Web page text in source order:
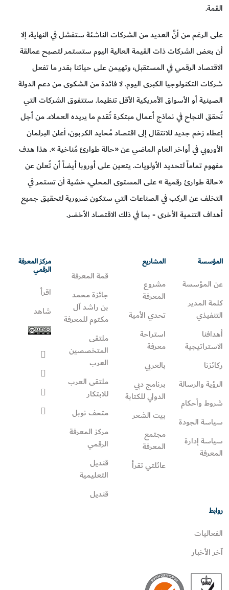
القمة.
على الرغم من أنَّ العديد من الشركات الناشئة ستفشل في النهاية، إلا
أن بعض الشركات ذات القيمة العالية اليوم ستستمر لتصبح عمالقة
الاقتصاد الرقمي في المستقبل، وتهيمن على حياتنا بقدر ما تفعل
شركات التكنولوجيا الكبرى اليوم. لا فائدة من الشكوى من دعم الدولة
الصينية أو الأسواق الأمريكية الأقل تنظيما. ستتفوق الشركات التي
تُحقق النجاح في نماذج أعمال مبتكرة تُقدم ما يريده العملاء. من أجل
إعطاء زخم جديد للانتقال إلى اقتصاد مُحايد الكربون، أعلن البرلمان
الأوروبي في أواخر العام الماضي عن «حالة طوارئ مُناخية ». هذا هدف
مفهوم تماماً لتحديد الأولويات. يتعين على أوروبا أيضاً أن تُعلن عن
«حالة طوارئ رقمية » على المستوى المحلي، خشية أن تستمر في
التخلف عن الركب في الصناعات التي ستكون ضرورية لتحقيق جميع
أهداف التنمية الأخرى - بما في ذلك الاقتصاد الأخضر.
المؤسسة
عن المؤسسة
كلمة المدير
التنفيذي
أهدافنا
الاستراتيجية
ركائزنا
الرؤية والرسالة
شروط وأحكام
سياسة الجودة
سياسة إدارة
المعرفة
المشاريع
مشروع
المعرفة
تحدي الأمية
استراحة
معرفة
بالعربي
برنامج دبي
الدولي للكتابة
بيت الشعر
مجتمع
المعرفة
عائلتي تقرأ‎
قمة المعرفة
جائزة محمد
بن راشد آل
مكتوم للمعرفة
ملتقى
المتخصصين
العرب
ملتقى العرب
للابتكار
متحف نوبل
مركز المعرفة
الرقمي
قنديل
التعليمية
قنديل
مركز المعرفة
الرقمي
اقرأ
شاهد
روابط
الفعاليات
آخر الأخبار